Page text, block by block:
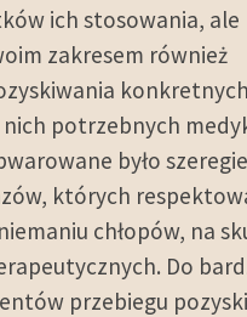
ich stosowania, ale
zakresem również
konkretnych
potrzebnych
było
których
chłopów, na
Do
przebiegu